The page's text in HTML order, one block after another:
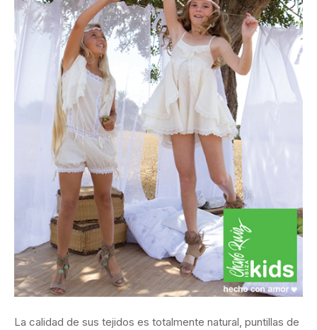
La calidad de sus tejidos es totalmente natural, puntillas de